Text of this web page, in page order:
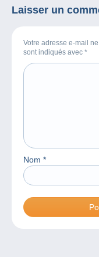
Laisser un
Votre adresse e-mail
sont indiqués avec *
Nom *